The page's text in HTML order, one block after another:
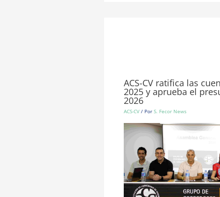
ACS-CV ratifica las
2025 y aprueba el
2026
ACS-CV / Por S. Fecor News